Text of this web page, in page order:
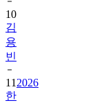
10
김
용
빈
11 2026
한